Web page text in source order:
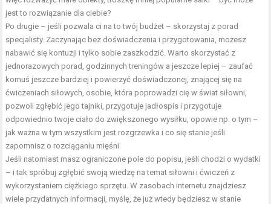
jest to rozwiązanie dla ciebie?
Po drugie – jeśli pozwala ci na to twój budżet – skorzystaj z porad
specjalisty. Zaczynając bez doświadczenia i przygotowania, możesz
nabawić się kontuzji i tylko sobie zaszkodzić. Warto skorzystać z
jednorazowych porad, godzinnych treningów a jeszcze lepiej – zaufać
komuś jeszcze bardziej i powierzyć doświadczonej, znającej się na
ćwiczeniach siłowych, osobie, która poprowadzi cię w świat siłowni,
pozwoli zgłębić jego tajniki, przygotuje jadłospis i przygotuje
odpowiednio twoje ciało do zwiększonego wysiłku, opowie np. o tym –
jak ważna w tym wszystkim jest rozgrzewka i co się stanie jeśli
zapomnisz o rozciąganiu mięśni
Jeśli natomiast masz ograniczone pole do popisu, jeśli chodzi o wydatki
– i tak spróbuj zgłębić swoją wiedzę na temat siłowni i ćwiczeń z
wykorzystaniem ciężkiego sprzętu. W zasobach internetu znajdziesz
wiele przydatnych informacji, myślę, że już wtedy będziesz w stanie